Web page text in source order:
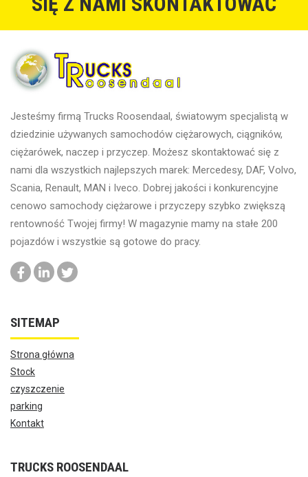
Jesteśmy firmą Trucks Roosendaal, światowym specjalistą w
dziedzinie używanych samochodów ciężarowych, ciągników,
ciężarówek, naczep i przyczep. Możesz skontaktować się z
nami dla wszystkich najlepszych marek: Mercedesy, DAF, Volvo,
Scania, Renault, MAN i Iveco. Dobrej jakości i konkurencyjne
cenowo samochody ciężarowe i przyczepy szybko zwiększą
rentowność Twojej firmy! W magazynie mamy na stałe 200
pojazdów i wszystkie są gotowe do pracy.
SITEMAP
Strona główna
Stock
czyszczenie
parking
Kontakt
TRUCKS ROOSENDAAL